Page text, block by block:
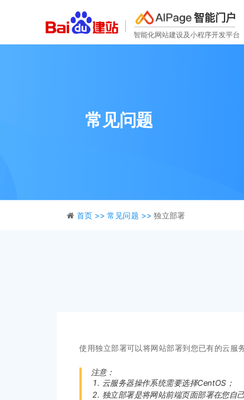
智能门户
智能化网站建设及小程序开发平台
常见问题
首页 >>常见问题 >>独立部署
使用独立部署可以将网站部署到您已有的云服
注意：
云服务器操作系统需要选择CentOS；
独立部署是将网站前端页面部署在您自